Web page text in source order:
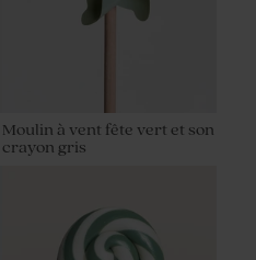
Moulin à vent fête vert et son
crayon gris